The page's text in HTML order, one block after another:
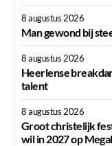
8 augustus 2026
Man gewond bij
8 augustus 2026
Heerlense
talent
8 augustus 2026
Groot christelijk
wil in 2027 op